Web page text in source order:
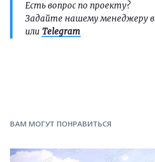
Есть вопрос по проекту?
Задайте нашему менеджеру в
или Telegram
ВАМ МОГУТ ПОНРАВИТЬСЯ